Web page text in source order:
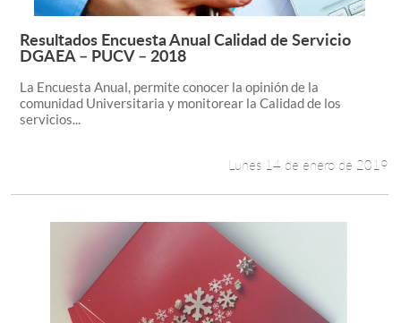
Leer más +
Resultados Encuesta Anual Calidad de Servicio
DGAEA – PUCV – 2018
La Encuesta Anual, permite conocer la opinión de la
comunidad Universitaria y monitorear la Calidad de los
servicios...
Lunes 14 de enero de 2019